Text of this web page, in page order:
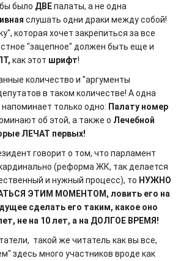
было ДВЕпалаты, а не одна
слушать одни драки между собой!
которая хочет закрепиться за все
"зацепное" должен быть еще и
как этот шрифт!
количество и "аргументы
в таком количестве! А одна
только одно: Палату номер
об этой, а также о Лечебной
ЛЕЧАТ первых!
говорит о том, что парламент
(реформа ЖК, так делается
и нужный процесс), то НУЖНО
ЭТИМ МОМЕНТОМ, ловить его на
сделать его таким, какое оно
не на 10 лет, а на ДОЛГОЕ ВРЕМЯ!
такой же читатель как вы все,
здесь много участников вроде как